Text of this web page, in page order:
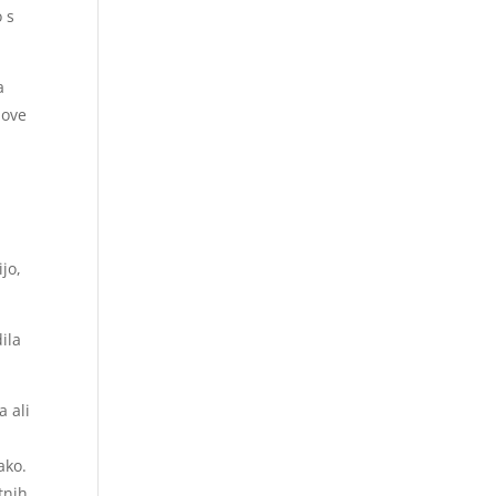
s
ali